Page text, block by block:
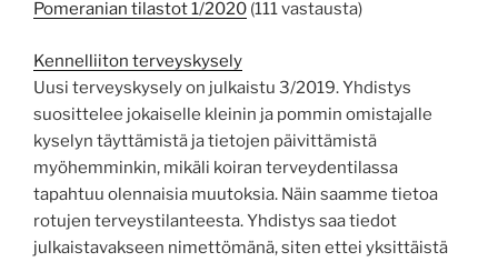
Pomeranian tilastot 1/2020 (111 vastausta)
Kennelliiton terveyskysely
Uusi terveyskysely on julkaistu 3/2019. Yhdistys
suosittelee jokaiselle kleinin ja pommin omistajalle
kyselyn täyttämistä ja tietojen päivittämistä
myöhemminkin, mikäli koiran terveydentilassa
tapahtuu olennaisia muutoksia. Näin saamme tietoa
rotujen terveystilanteesta. Yhdistys saa tiedot
julkaistavakseen nimettömänä, siten ettei yksittäistä